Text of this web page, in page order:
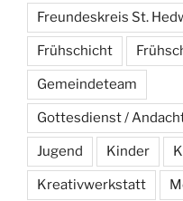
Freundeskreis St.
Frühschicht
Gemeindeteam
Gottesdienst /
Jugend Kinder
Kreativwerkstatt